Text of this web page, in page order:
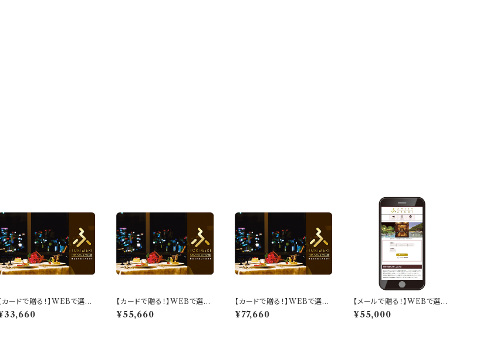
【カードで贈る！】WEBで選べ
！ふくふくレストランギフト
エレガントコース」
【カードで贈る！】WEBで選べ
る！ふくふくレストランギフト
「スペシャルコース」
¥55,660
【カードで贈る！】WEBで選べ
る！ふくふくレストランギフト
「エクセレントコース」
¥77,660
【メールで贈る！】WEBで選べ
る！ふくふく温泉ギフト「プレジ
ール（至福）コース」
¥55,000